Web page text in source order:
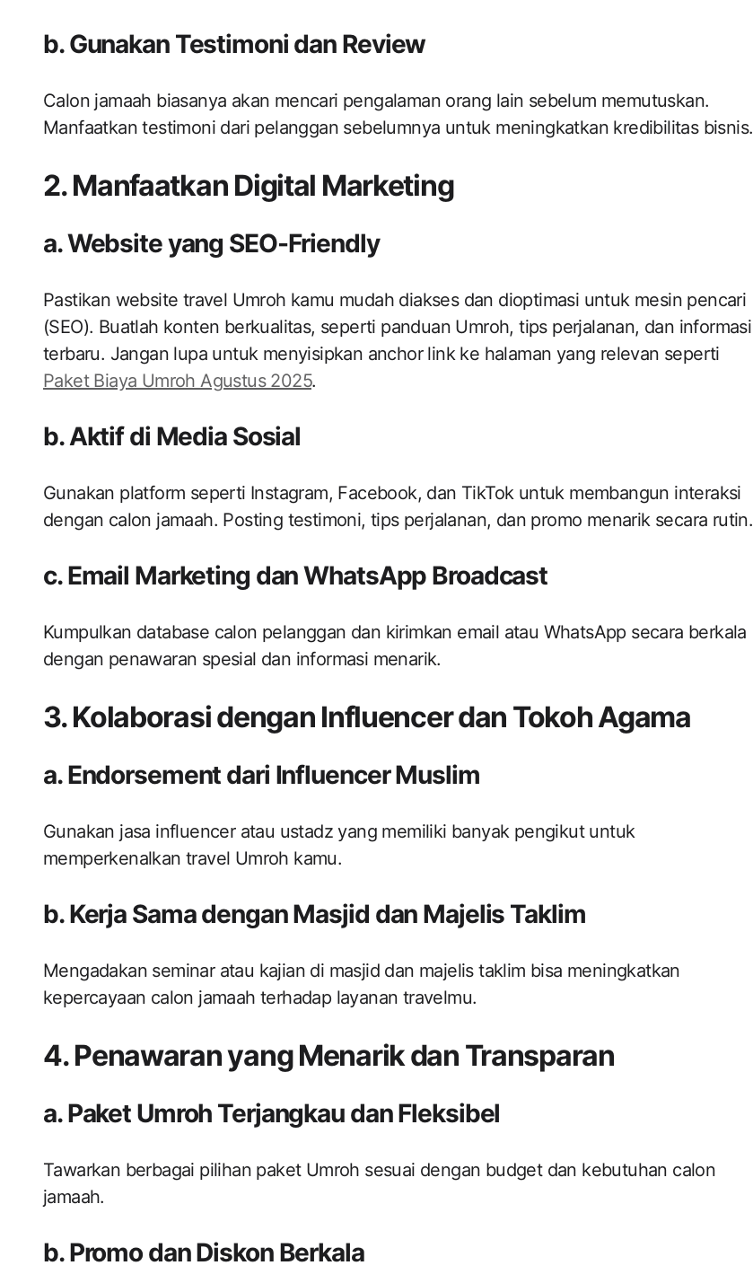
b. Gunakan Testimoni dan Review
Calon jamaah biasanya akan mencari pengalaman orang lain sebelum memutuskan.
Manfaatkan testimoni dari pelanggan sebelumnya untuk meningkatkan kredibilitas bisnis.
2. Manfaatkan Digital Marketing
a. Website yang SEO-Friendly
Pastikan website travel Umroh kamu mudah diakses dan dioptimasi untuk mesin pencari
(SEO). Buatlah konten berkualitas, seperti panduan Umroh, tips perjalanan, dan informasi
terbaru. Jangan lupa untuk menyisipkan anchor link ke halaman yang relevan seperti
Paket Biaya Umroh Agustus 2025.
b. Aktif di Media Sosial
Gunakan platform seperti Instagram, Facebook, dan TikTok untuk membangun interaksi
dengan calon jamaah. Posting testimoni, tips perjalanan, dan promo menarik secara rutin.
c. Email Marketing dan WhatsApp Broadcast
Kumpulkan database calon pelanggan dan kirimkan email atau WhatsApp secara berkala
dengan penawaran spesial dan informasi menarik.
3. Kolaborasi dengan Influencer dan Tokoh Agama
a. Endorsement dari Influencer Muslim
Gunakan jasa influencer atau ustadz yang memiliki banyak pengikut untuk
memperkenalkan travel Umroh kamu.
b. Kerja Sama dengan Masjid dan Majelis Taklim
Mengadakan seminar atau kajian di masjid dan majelis taklim bisa meningkatkan
kepercayaan calon jamaah terhadap layanan travelmu.
4. Penawaran yang Menarik dan Transparan
a. Paket Umroh Terjangkau dan Fleksibel
Tawarkan berbagai pilihan paket Umroh sesuai dengan budget dan kebutuhan calon
jamaah.
b. Promo dan Diskon Berkala